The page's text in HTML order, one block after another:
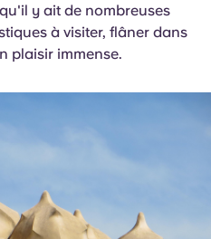
y ait de nombreuses
à visiter, flâner dans
plaisir immense.